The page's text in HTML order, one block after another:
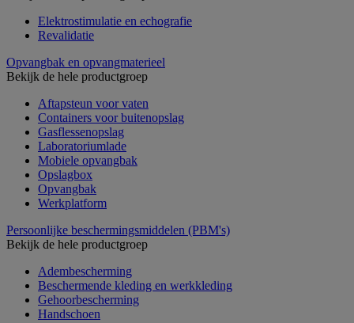
Elektrostimulatie en echografie
Revalidatie
Opvangbak en opvangmaterieel
Bekijk de hele productgroep
Aftapsteun voor vaten
Containers voor buitenopslag
Gasflessenopslag
Laboratoriumlade
Mobiele opvangbak
Opslagbox
Opvangbak
Werkplatform
Persoonlijke beschermingsmiddelen (PBM's)
Bekijk de hele productgroep
Adembescherming
Beschermende kleding en werkkleding
Gehoorbescherming
Handschoen